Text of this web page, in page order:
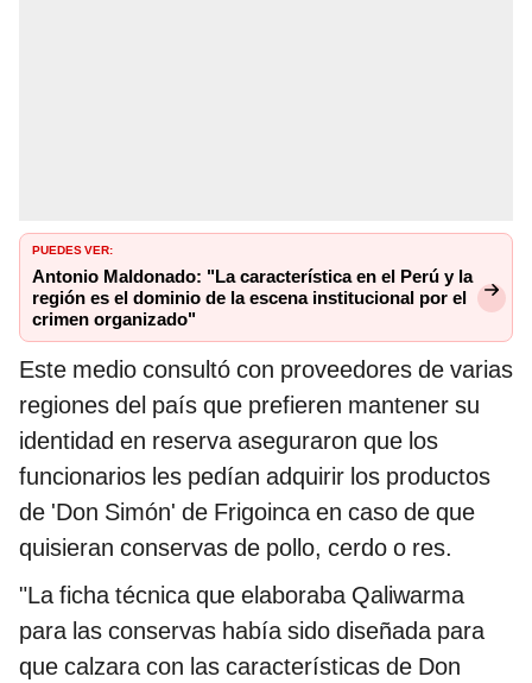
PUEDES VER:
Antonio Maldonado: "La característica en el Perú y la
región es el dominio de la escena institucional por el
crimen organizado"
Este medio consultó con proveedores de varias
regiones del país que prefieren mantener su
identidad en reserva aseguraron que los
funcionarios les pedían adquirir los productos
de 'Don Simón' de Frigoinca en caso de que
quisieran conservas de pollo, cerdo o res.
"La ficha técnica que elaboraba Qaliwarma
para las conservas había sido diseñada para
que calzara con las características de Don